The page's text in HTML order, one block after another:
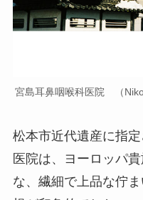
宮島耳鼻咽喉科医院 （
松本市近代遺産に指
医院は、ヨーロッパ
な、繊細で上品な佇